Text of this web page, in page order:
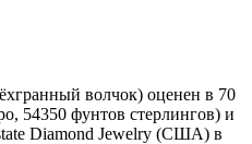
волчок) оценен в 70
54350 фунтов стерлингов) и
Diamond Jewelry (США) в